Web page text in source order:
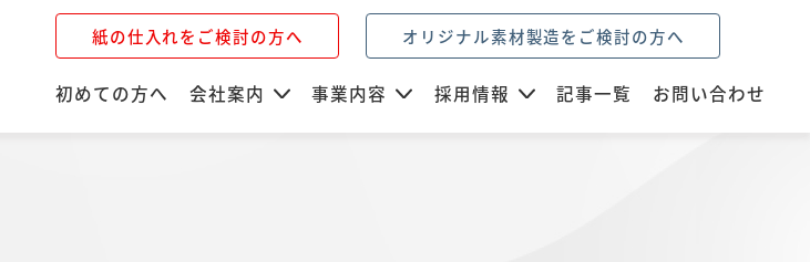
紙の仕入れをご検討の方へ オリジナル素材製造をご検討の方へ
初めての方へ 会社案内 事業内容 採用情報 記事一覧 お問い合わせ